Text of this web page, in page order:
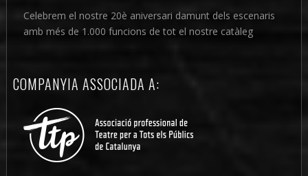
Celebrem el nostre 20è aniversari damunt dels escenaris
amb més de 1.000 funcions de tot el nostre catàleg
COMPANYIA ASSOCIADA A: